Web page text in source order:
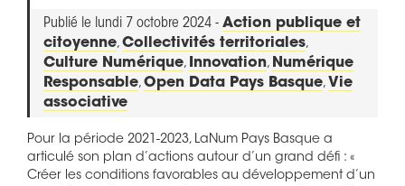
Publié le lundi 7 octobre 2024 - Action publique et
citoyenne,Collectivités territoriales,
Culture Numérique, Innovation, Numérique
Responsable,Open Data Pays Basque, Vie
associative
Pour la période 2021-2023, LaNum Pays Basque a
articulé son plan d’actions autour d’un grand défi : «
Créer les conditions favorables au développement d’un